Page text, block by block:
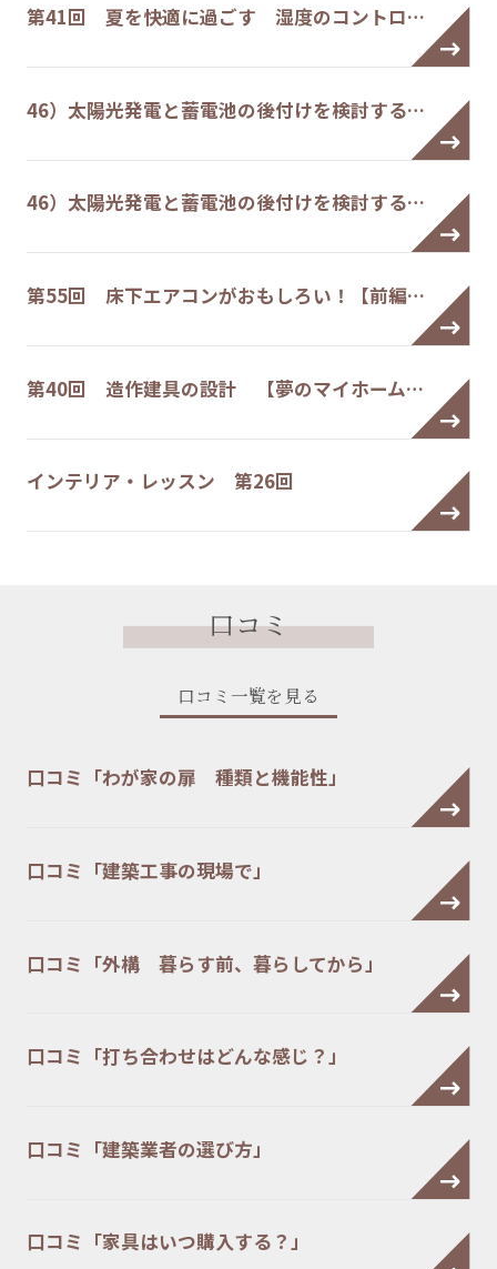
第41回 夏を快適に過ごす 湿度のコントロ…
46）太陽光発電と蓄電池の後付けを検討する…
46）太陽光発電と蓄電池の後付けを検討する…
第55回 床下エアコンがおもしろい！【前編…
第40回 造作建具の設計 【夢のマイホーム…
インテリア・レッスン 第26回
口コミ
口コミ一覧を見る
口コミ「わが家の扉 種類と機能性」
口コミ「建築工事の現場で」
口コミ「外構 暮らす前、暮らしてから」
口コミ「打ち合わせはどんな感じ？」
口コミ「建築業者の選び方」
口コミ「家具はいつ購入する？」